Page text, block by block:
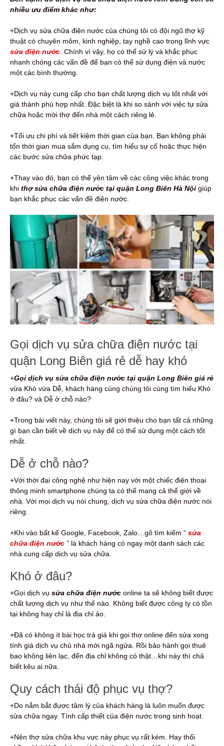
nhiều ưu điểm khác như:
+Dịch vụ sửa chữa điện nước của chúng tôi có đội ngũ thợ kỹ
thuật có chuyên môm, kinh nghiệp, tay nghề cao trong lĩnh vực
sửa điện nước . Chính vì vậy, họ có thể sử lý và khắc phục
nhanh chóng các vấn đề để bạn có thể sử dụng điện và nước
một các bình thường.
+Dịch vụ này cung cấp cho bạn chất lượng dịch vụ tốt nhất với
giá thành phù hợp nhất. Đặc biệt là khi so sánh với việc tự sửa
chữa hoặc mời thợ đến nhà một cách riêng lẻ.
+Tối ưu chi phí và tiết kiệm thời gian của bạn. Bạn không phải
tốn thời gian mua sắm dụng cụ, tìm hiểu sự cố hoặc thực hiện
các bước sửa chữa phức tạp.
+Thay vào đó, bạn có thể yên tâm về các công việc khác trong
khi thợsửa chữa điện nước tại quận Long Biên Hà Nội giúp
bạn khắc phục các vấn đề điện nước.
Gọi dịch vụ sửa chữa điện nước tại
quận Long Biên giá rẻ dễ hay khó
+Gọi dịch vụ sửa chữa điện nước tại quận Long Biên giá rẻ
vừa Khó vừa Dễ, khách hàng cùng chúng tôi cùng tìm hiểu Khó
ở đâu? và Dễ ở chỗ nào?
+Trong bài viết này, chúng tôi sẽ giới thiệu cho bạn tất cả những
gì bạn cần biết về dịch vụ này để có thể sử dụng một cách tốt
nhất.
Dễ ở chỗ nào?
+Với thời đại công nghệ như hiện nay với một chiếc điện thoại
thông minh smartphone chúng ta có thể mang cả thế giới về
nhà. Với mọi dịch vụ nói chung, dịch vụ sửa chữa điện nước nói
riêng.
+Khi vào bất kể Google, Facebook, Zalo…gõ tìm kiếm “ sửa
chữa điện nước ” là khách hàng có ngay một danh sách các
nhà cung cấp dịch vụ sửa chữa.
Khó ở đâu?
+Gọi dịch vụ sửa chữa điện nước online ta sẽ không biết được
chất lượng dịch vụ như thế nào. Không biết được công ty có tồn
tại không hay chỉ là địa chỉ ảo.
+Đã có không ít bài học trả giá khi gọi thợ online đến sửa xong
tính giá dịch vụ chủ nhà mới ngã ngửa. Rồi bảo hành gọi thuê
bao không liên lạc, đến địa chỉ không có thật…khi này thì chả
biết kêu ai nữa.
Quy cách thái độ phục vụ thợ?
+Do nắm bắt được tâm lý của khách hàng là luôn muốn được
sửa chữa ngay. Tính cấp thiết của điện nước trong sinh hoạt.
+Nên thợ sửa chữa khu vực này phục vụ rất kém. Hay thổi